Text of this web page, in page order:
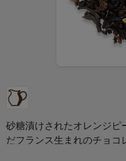
砂糖漬けされたオレンジピ
だフランス生まれのチョコ
をイメージした紅茶。オ